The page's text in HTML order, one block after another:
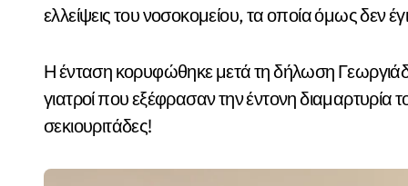
ελλείψεις του νοσοκομείου, τα οποία όμως δεν
Η ένταση κορυφώθηκε μετά τη δήλωση Γεωργιάδη
γιατροί που εξέφρασαν την έντονη
σεκιουριτάδες!